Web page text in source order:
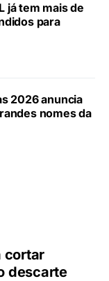
já tem mais de
para
2026 anuncia
nomes da
cortar
descarte